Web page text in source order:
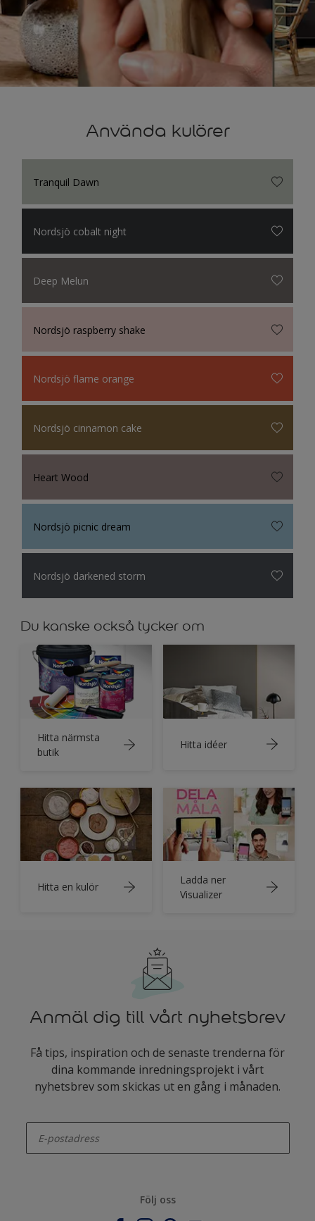
Använda kulörer
Tranquil Dawn
Nordsjö cobalt night
Deep Melun
Nordsjö raspberry shake
Nordsjö flame orange
Nordsjö cinnamon cake
Heart Wood
Nordsjö picnic dream
Nordsjö darkened storm
Du kanske också tycker om
Hitta närmsta
butik
Hitta idéer
Hitta en kulör
Ladda ner
Visualizer
Anmäl dig till vårt nyhetsbrev
Få tips, inspiration och de senaste trenderna för
dina kommande inredningsprojekt i vårt
nyhetsbrev som skickas ut en gång i månaden.
Följ oss